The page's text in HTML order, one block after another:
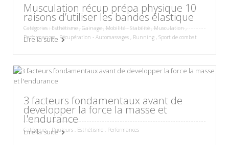
Musculation récup prépa physique 10
raisons d’utiliser les bandes élastique
Catégories : Esthétisme,Gainage,Mobilité - Stabilité,Musculation,
Performances, Récupération - Automassages Running Sport de combat
Lire la suite
3 facteurs fondamentaux avant de
developper la force la masse et
l'endurance
Catégories :Douleurs Esthétisme Performances
Lire la suite